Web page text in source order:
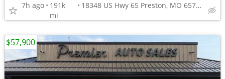
7h ago
191k
mi
18348 US Hwy 65 Preston, MO 65732
$57,900